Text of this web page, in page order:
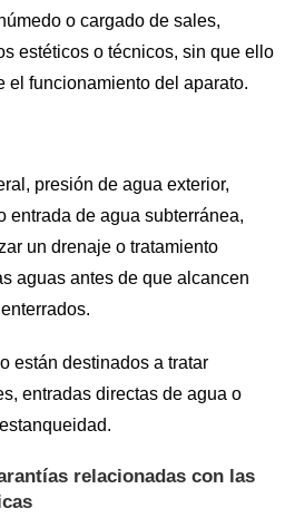
o cargado de sales,
estéticos o técnicos, sin que ello
el funcionamiento del aparato.
presión de agua exterior,
entrada de agua subterránea,
un drenaje o tratamiento
aguas antes de que alcancen
están destinados a tratar
entradas directas de agua o
relacionadas con las